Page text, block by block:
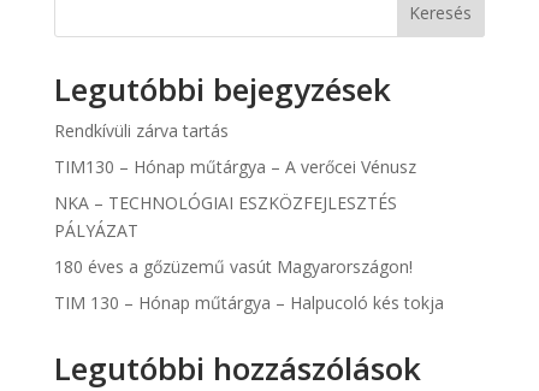
Keresés
Legutóbbi bejegyzések
Rendkívüli zárva tartás
TIM130 – Hónap műtárgya – A verőcei Vénusz
NKA – TECHNOLÓGIAI ESZKÖZFEJLESZTÉS
PÁLYÁZAT
180 éves a gőzüzemű vasút Magyarországon!
TIM 130 – Hónap műtárgya – Halpucoló kés tokja
Legutóbbi hozzászólások